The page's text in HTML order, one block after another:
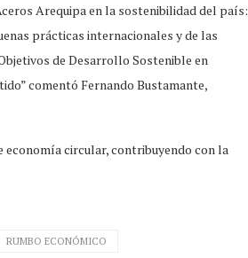
Arequipa en la sostenibilidad del país:
prácticas internacionales y de las
de Desarrollo Sostenible en
comentó Fernando Bustamante,
economía circular, contribuyendo con la
RUMBO ECONÓMICO